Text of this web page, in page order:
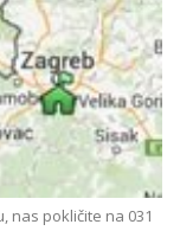
nas pokličite na 031